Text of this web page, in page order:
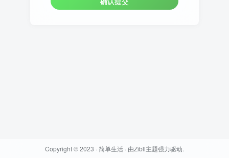
Copyright © 2023 · 简单生活 · 由Zibll主题强力驱动.